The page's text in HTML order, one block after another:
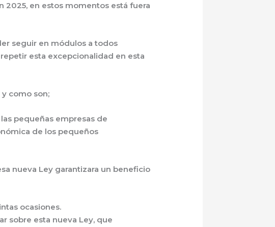
2025, en estos momentos está fuera
seguir en módulos a todos
esta excepcionalidad en esta
como son;
pequeñas empresas de
de los pequeños
nueva Ley garantizara un beneficio
ocasiones.
sobre esta nueva Ley, que